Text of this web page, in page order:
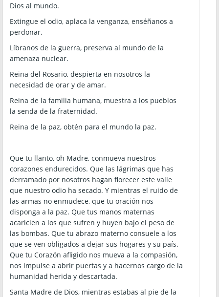
Dios al mundo.
Extingue el odio, aplaca la venganza, enséñanos a
perdonar.
Líbranos de la guerra, preserva al mundo de la
amenaza nuclear.
Reina del Rosario, despierta en nosotros la
necesidad de orar y de amar.
Reina de la familia humana, muestra a los pueblos
la senda de la fraternidad.
Reina de la paz, obtén para el mundo la paz.
Que tu llanto, oh Madre, conmueva nuestros
corazones endurecidos. Que las lágrimas que has
derramado por nosotros hagan florecer este valle
que nuestro odio ha secado. Y mientras el ruido de
las armas no enmudece, que tu oración nos
disponga a la paz. Que tus manos maternas
acaricien a los que sufren y huyen bajo el peso de
las bombas. Que tu abrazo materno consuele a los
que se ven obligados a dejar sus hogares y su país.
Que tu Corazón afligido nos mueva a la compasión,
nos impulse a abrir puertas y a hacernos cargo de la
humanidad herida y descartada.
Santa Madre de Dios, mientras estabas al pie de la